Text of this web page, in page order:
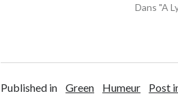
Dans "A
Published in Green Humeur Post